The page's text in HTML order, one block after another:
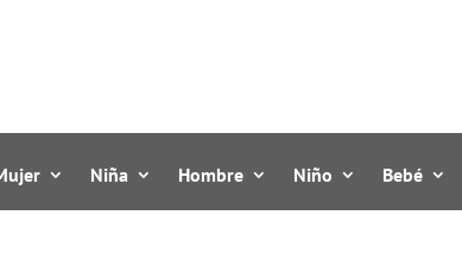
Niña Hombre Niño Bebé